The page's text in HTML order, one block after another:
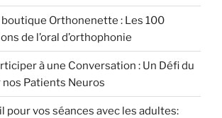
boutique Orthonenette : Les 100
de l’oral d’orthophonie
à une Conversation : Un Défi du
Patients Neuros
pour vos séances avec les adultes: